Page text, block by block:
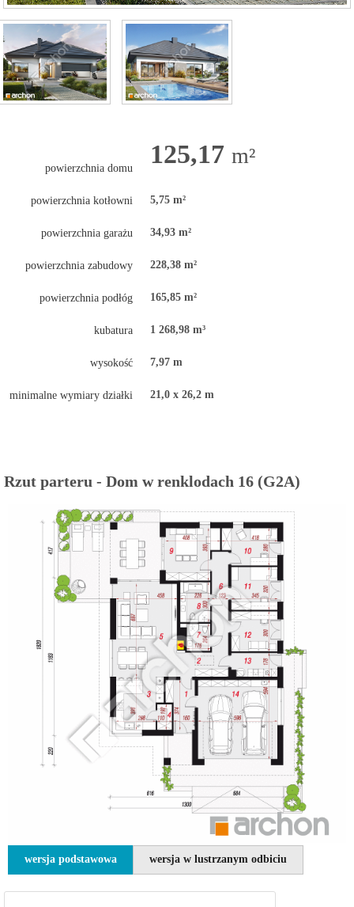
powierzchnia domu 125,17 m²
powierzchnia kotłowni 5,75 m²
powierzchnia garażu 34,93 m²
powierzchnia zabudowy 228,38 m²
powierzchnia podłóg 165,85 m²
kubatura 1 268,98 m³
wysokość 7,97 m
minimalne wymiary działki 21,0 x 26,2 m
Rzut parteru - Dom w renklodach 16 (G2A)
wersja podstawowa wersja w lustrzanym odbiciu